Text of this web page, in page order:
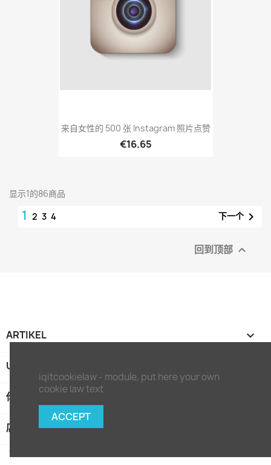
来自女性的 500 张 Instagram 照片点赞
€16.65
显示1的86商品
1 2 3 4 下一个
回到顶部 
ARTIKEL 
UNTERNEHMEN
你的账户
店信息
©2026-由PrestaShop™ 提供的电子商务软件
iqitcookielaw - module, put here your own
cookie law text
ACCEPT